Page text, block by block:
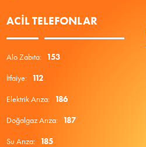
ACIL TELEFONLAR
Alo Zabıta: 153
İtfaiye: 112
Elektrik Arıza: 186
Doğalgaz Arıza: 187
Su Arıza: 185